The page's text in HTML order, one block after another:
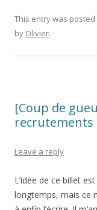
This entry was posted
by Olivier.
[Coup de
recrutements
Leave a reply
L’idée de ce billet
longtemps, mais ce